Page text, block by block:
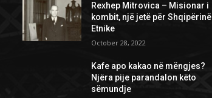
Rexhep Mitrovica – Misionar i
kombit, një jetë për Shqipërinë
Etnike
October 28, 2022
Kafe apo kakao në mëngjes?
Njëra pije parandalon këto
sëmundje